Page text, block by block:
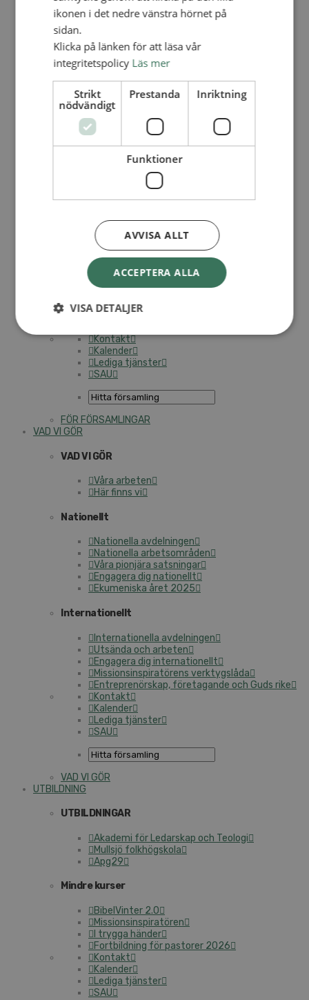
Lediga tjänster
FÖR FÖRSAMLINGAR
FÖRDJUPNING OCH UTVECKLING
Apollos – församlingsutveckling
Smågrupper
Skapelse och miljö
Gudstjänst
Vänförsamling
Integrationsarbete
För barns bästa – överallt
Missionsinspiratörens verktygslåda
Materialbank
Redovisning och lönehantering
Kyrkoavgiften
LOGGA IN
Medlemsregister (NGOPRO)
Personalförsäkringar
Kontakt
Kalender
Lediga tjänster
SAU
FÖR FÖRSAMLINGAR
VAD VI GÖR
VAD VI GÖR
Våra arbeten
Här finns vi
Nationellt
Nationella avdelningen
Nationella arbetsområden
Våra pionjära satsningar
Engagera dig nationellt
Ekumeniska året 2025
Internationellt
Internationella avdelningen
Utsända och arbeten
Engagera dig internationellt
Missionsinspiratörens verktygslåda
Entreprenörskap, företagande och Guds rike
Kontakt
Kalender
Lediga tjänster
SAU
VAD VI GÖR
UTBILDNING
UTBILDNINGAR
Akademi för Ledarskap och Teologi
Mullsjö folkhögskola
Apg29
Mindre kurser
BibelVinter 2.0
Missionsinspiratören
I trygga händer
Fortbildning för pastorer 2026
Kontakt
Kalender
Lediga tjänster
SAU
ikonen i det nedre vänstra hörnet på
sidan.
Klicka på länken för att läsa vår
integritetspolicy Läs mer
Strikt
nödvändigt
Prestanda Inriktning
Funktioner
ACCEPTERA ALLA
AVVISA ALLT
VISA DETALJER